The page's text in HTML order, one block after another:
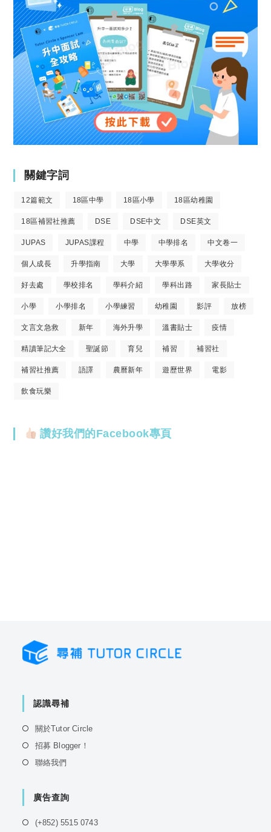
關鍵字詞
12篇範文 18區中學 18區小學 18區幼稚園
18區補習社推薦 DSE DSE中文 DSE英文
JUPAS JUPAS課程 中學 中學排名 中文卷一
個人成長 升學指南 大學 大學學系 大學收分
好去處 學校排名 學科介紹 學科出路 家長貼士
小學 小學排名 小學練習 幼稚園 影評 放榜
文言文急救 新年 海外升學 溫書貼士 疫情
精讀筆記大全 聖誕節 育兒 補習 補習社
補習社推薦 語譯 農曆新年 遊歷世界 電影
飲食玩樂
讚好我們的Facebook專頁
認識尋補
關於Tutor CircleOpens
招募 Blogger！
聯絡我們
new
廣告查詢
(+852) 5515 0743Opens